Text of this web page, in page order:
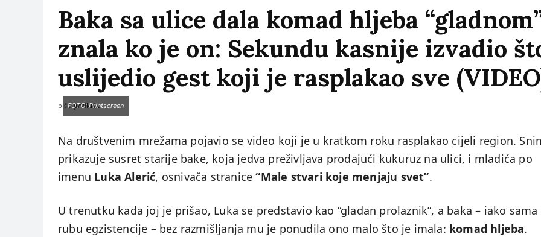
Baka sa ulice dala komad hljeba
znala ko je on: Sekundu kasnije izvadio
uslijedio gest koji je rasplakao sve
piše:prviklik
FOTO: Printscreen
Na društvenim mrežama pojavio se video koji je u kratkom roku rasplakao cijeli region.
prikazuje susret starije bake, koja jedva preživljava prodajući kukuruz na ulici, i mladića po
imenu Luka Alerić, osnivača stranice“Male stvari koje menjaju svet”.
U trenutku kada joj je prišao, Luka se predstavio kao “gladan prolaznik”, a baka – iako sama
rubu egzistencije – bez razmišljanja mu je ponudila ono malo što je imala: komad hljeba.